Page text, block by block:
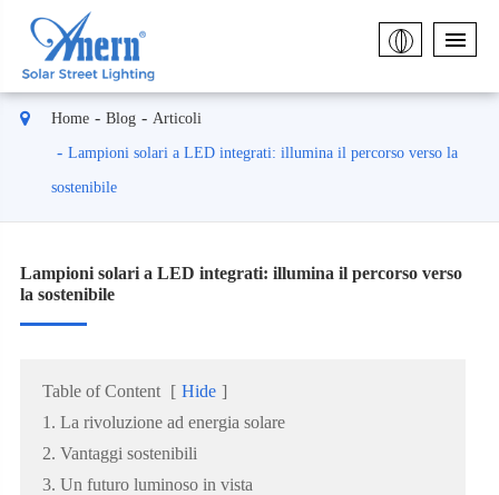
Home Blog Articoli
Lampioni solari a LED integrati: illumina il percorso verso la
sostenibile
Lampioni solari a LED integrati: illumina il percorso verso
la sostenibile
Table of Content [ Hide ]
1. La rivoluzione ad energia solare
2. Vantaggi sostenibili
3. Un futuro luminoso in vista